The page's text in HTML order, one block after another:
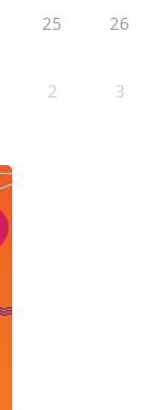
25 26
2 3